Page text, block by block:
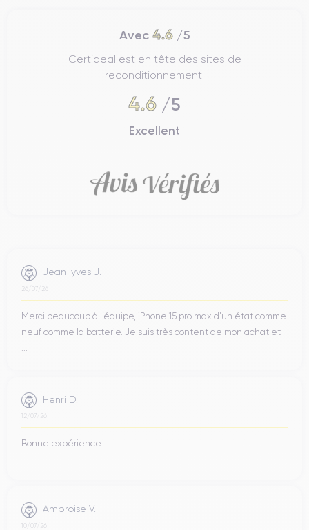
Avec 4.6/5
Certideal est en tête des sites de
reconditionnement.
4.6 /5
Excellent
Jean-yves J.
26/07/26
Merci beaucoup à l’équipe, iPhone 15 pro max d’un état comme
neuf comme la batterie. Je suis très content de mon achat et
Henri D.
12/07/26
Bonne expérience
Ambroise V.
10/07/26